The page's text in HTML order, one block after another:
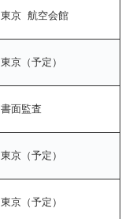
東京 航空会館
東京（予定）
書面監査
東京（予定）
東京（予定）